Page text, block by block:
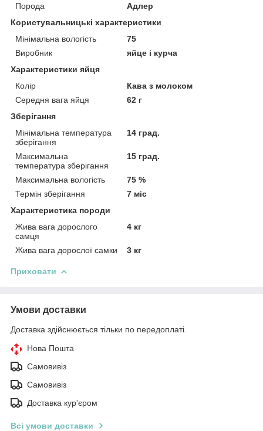
Порода
Адлер
Користувальницькі характеристики
Мінімальна вологість
75
Виробник
яйце і курча
Характеристики яйця
Колір
Кава з молоком
Середня вага яйця
62 г
Зберігання
Мінімальна температура
зберігання
14 град.
Максимальна
температура зберігання
15 град.
Максимальна вологість
75 %
Термін зберігання
7 міс
Характеристика породи
Жива вага дорослого
самця
4 кг
Жива вага дорослої самки 3 кг
Приховати
Умови доставки
Доставка здійснюється тільки по передоплаті.
Нова Пошта
Самовивіз
Самовивіз
Доставка кур'єром
Всі умови доставки